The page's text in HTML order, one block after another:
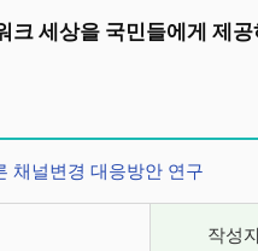
세상을 국민들에게 제
채널변경 대응방안 연구
작성